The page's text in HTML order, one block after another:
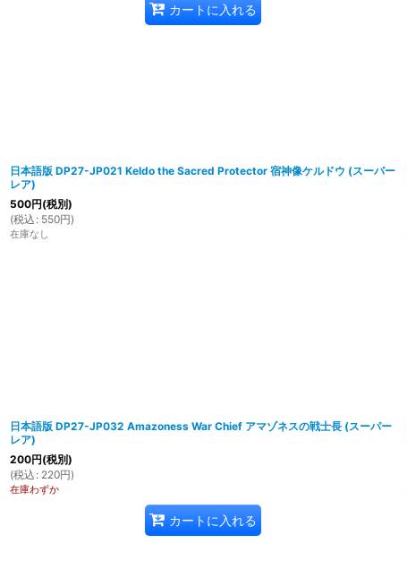
カートに入れる
日本語版 DP27-JP021 Keldo the Sacred Protector 宿神像ケルドウ (スーパー
レア)
500円(税別)
(税込 : 550円)
在庫なし
日本語版 DP27-JP032 Amazoness War Chief アマゾネスの戦士長 (スーパー
レア)
200円(税別)
(税込 : 220円)
在庫わずか
カートに入れる